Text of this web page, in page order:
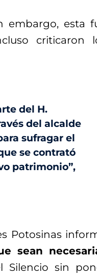
embargo, esta
criticaron
del H.
del alcalde
sufragar el
se contrató
patrimonio”,
Potosinas
sean
Silencio sin